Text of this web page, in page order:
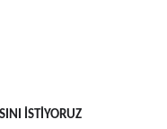
İSTİYORUZ